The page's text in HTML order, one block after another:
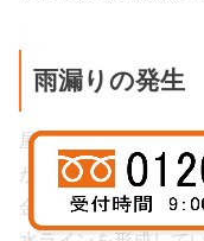
雨漏りの発生
屋根の役物の劣化は
が非常に多いです。
金などは、それぞれ